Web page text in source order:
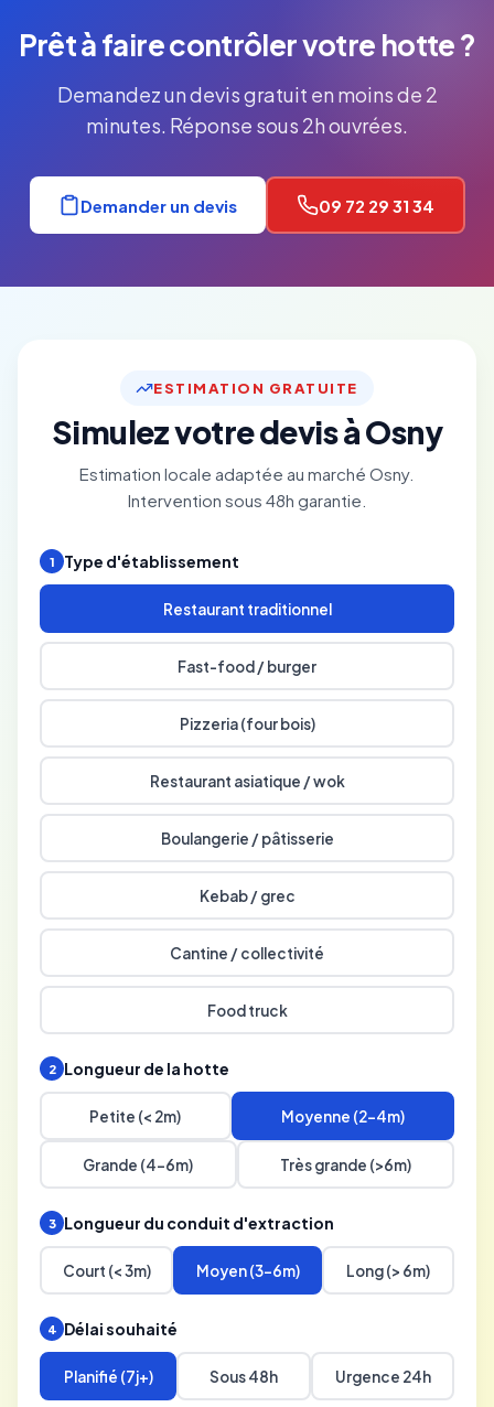
Prêt à faire contrôler votre hotte ?
Demandez un devis gratuit en moins de 2
minutes. Réponse sous 2h ouvrées.
Demander un devis 09 72 29 31 34
ESTIMATION GRATUITE
Simulez votre devis à Osny
Estimation locale adaptée au marché Osny.
Intervention sous 48h garantie.
1 Type d'établissement
Restaurant traditionnel
Fast-food / burger
Pizzeria (four bois)
Restaurant asiatique / wok
Boulangerie / pâtisserie
Kebab / grec
Cantine / collectivité
Food truck
2 Longueur de la hotte
Petite (< 2m) Moyenne (2-4m)
Grande (4-6m) Très grande (>6m)
3 Longueur du conduit d'extraction
Court (< 3m) Moyen (3-6m) Long (> 6m)
4 Délai souhaité
Planifié (7j+) Sous 48h Urgence 24h